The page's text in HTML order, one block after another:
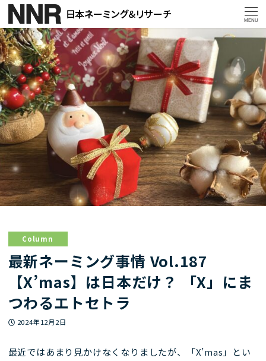
MENU
Column
最新ネーミング事情 Vol.187
【X’mas】は日本だけ？ 「X」にま
つわるエトセトラ
投稿日
2024年12月2日
最近ではあまり見かけなくなりましたが、「X’mas」とい